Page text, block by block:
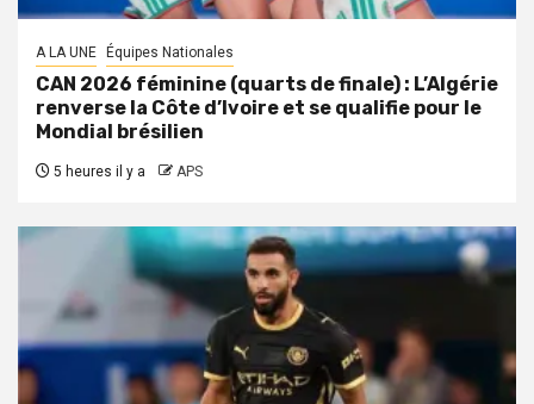
A LA UNE Équipes Nationales
CAN 2026 féminine (quarts de finale) : L’Algérie
renverse la Côte d’Ivoire et se qualifie pour le
Mondial brésilien
5 heures il y a APS